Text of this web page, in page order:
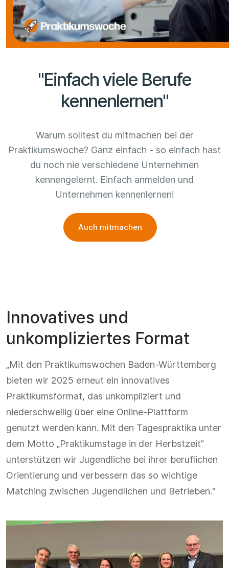
"Einfach viele Berufe
kennenlernen"
Warum solltest du mitmachen bei der
Praktikumswoche? Ganz einfach - so einfach hast
du noch nie verschiedene Unternehmen
kennengelernt. Einfach anmelden und
Unternehmen kennenlernen!
Auch mitmachen
Innovatives und
unkompliziertes Format
„Mit den Praktikumswochen Baden-Württemberg
bieten wir 2025 erneut ein innovatives
Praktikumsformat, das unkompliziert und
niederschwellig über eine Online-Plattform
genutzt werden kann. Mit den Tagespraktika unter
dem Motto „Praktikumstage in der Herbstzeit“
unterstützen wir Jugendliche bei ihrer beruflichen
Orientierung und verbessern das so wichtige
Matching zwischen Jugendlichen und Betrieben.“